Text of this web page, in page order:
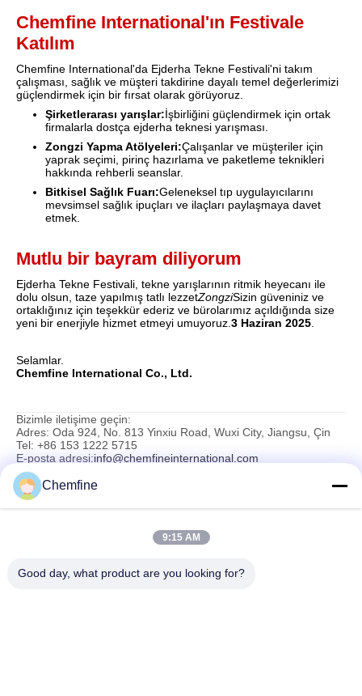
Chemfine International'ın Festivale
Katılım
Chemfine International'da Ejderha Tekne Festivali'ni takım
çalışması, sağlık ve müşteri takdirine dayalı temel değerlerimizi
güçlendirmek için bir fırsat olarak görüyoruz.
Şirketlerarası yarışlar:İşbirliğini güçlendirmek için ortak
firmalarla dostça ejderha teknesi yarışması.
Zongzi Yapma Atölyeleri:Çalışanlar ve müşteriler için
yaprak seçimi, pirinç hazırlama ve paketleme teknikleri
hakkında rehberli seanslar.
Bitkisel Sağlık Fuarı:Geleneksel tıp uygulayıcılarını
mevsimsel sağlık ipuçları ve ilaçları paylaşmaya davet
etmek.
Mutlu bir bayram diliyorum
Ejderha Tekne Festivali, tekne yarışlarının ritmik heyecanı ile
dolu olsun, taze yapılmış tatlı lezzetZongziSizin güveniniz ve
ortaklığınız için teşekkür ederiz ve bürolarımız açıldığında size
yeni bir enerjiyle hizmet etmeyi umuyoruz. 3 Haziran 2025
Selamlar.
Chemfine International Co., Ltd.
Bizimle iletişime geçin:
Adres: Oda 924, No. 813 Yinxiu Road, Wuxi City, Jiangsu, Çin
Tel: +86 153 1222 5715
E-posta adresi:info@chemfineinternational.com
Web sitesi:
Chemfine
9:15 AM
Good day, what product are you looking for?